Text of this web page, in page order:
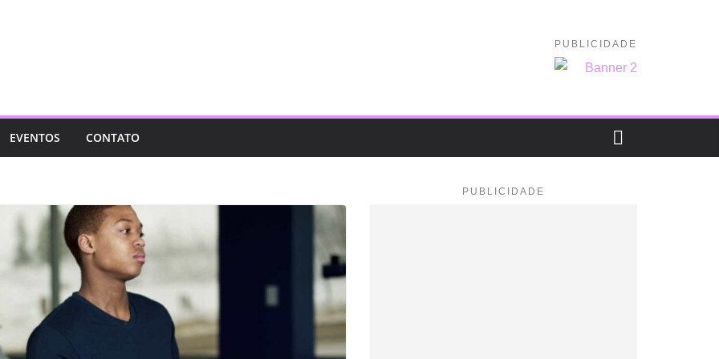
PUBLICIDADE
EVENTOS CONTATO
PUBLICIDADE